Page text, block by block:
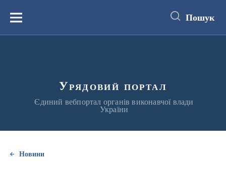
вмістуМеню Пошук
Урядовий портал
Єдиний вебпортал органів виконавчої влади
України
Новини